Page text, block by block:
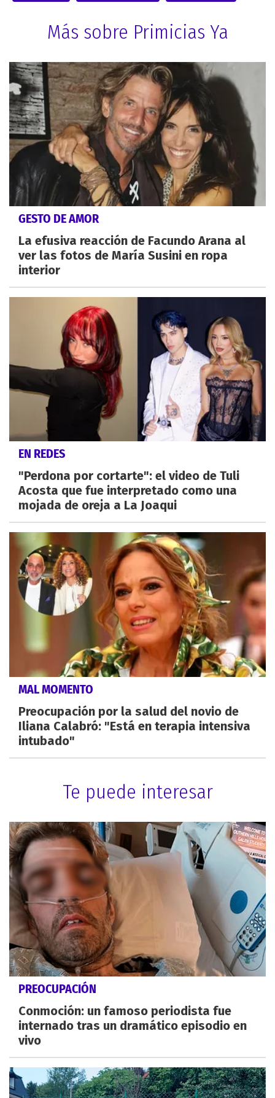
Más sobre Primicias Ya
GESTO DE AMOR
La efusiva reacción de Facundo Arana al
ver las fotos de María Susini en ropa
interior
EN REDES
"Perdona por cortarte": el video de Tuli
Acosta que fue interpretado como una
mojada de oreja a La Joaqui
MAL MOMENTO
Preocupación por la salud del novio de
Iliana Calabró: "Está en terapia intensiva
intubado"
Te puede interesar
PREOCUPACIÓN
Conmoción: un famoso periodista fue
internado tras un dramático episodio en
vivo